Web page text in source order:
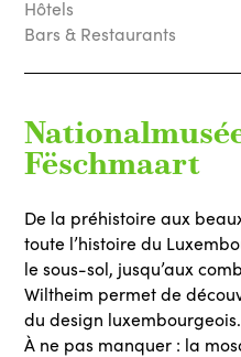
Hôtels
Bars & Restaurants
Fëschmaart
De la préhistoire aux
toute l’histoire du
le sous-sol, jusqu’aux
Wiltheim permet de
du design luxembourgeois.
À ne pas manquer : la